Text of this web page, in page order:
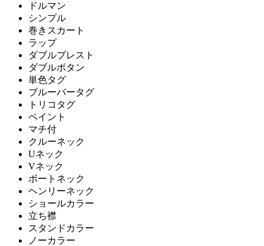
ドルマン
シンプル
巻きスカート
ラップ
ダブルブレスト
ダブルボタン
単色タグ
ブルーバータグ
トリコタグ
ペイント
マチ付
クルーネック
Uネック
Vネック
ボートネック
ヘンリーネック
ショールカラー
立ち襟
スタンドカラー
ノーカラー